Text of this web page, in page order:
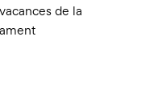
de la